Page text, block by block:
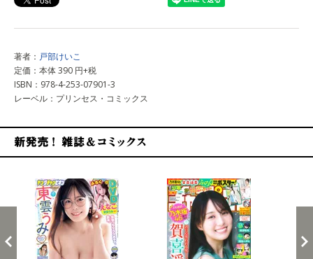
著者： 戸部けいこ
定価：本体 390 円+税
ISBN：978-4-253-07901-3
レーベル：プリンセス・コミックス